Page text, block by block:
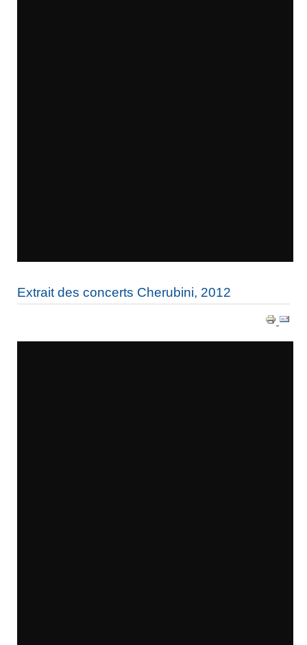
Extrait des concerts Cherubini, 2012